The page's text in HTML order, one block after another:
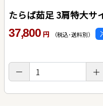
たらば茹足 3肩特大サ
37,800 円 （税込･送料別）